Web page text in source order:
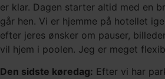
er klar. Dagen starter altid med en
går hen. Vi er hjemme på hotellet
efter jeres ønsker om pauser,
vil hjem i poolen. Jeg er meget
Den sidste køredag: Efter vi har